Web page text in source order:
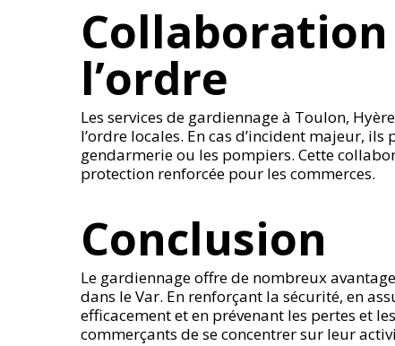
Collaboration
l’ordre
Les services de gardiennage à Toulon,
l’ordre locales. En cas d’incident majeur,
gendarmerie ou les pompiers. Cette
protection renforcée pour les commerces.
Conclusion
Le gardiennage offre de nombreux
dans le Var. En renforçant la sécurité, en
efficacement et en prévenant les pertes et
commerçants de se concentrer sur leur